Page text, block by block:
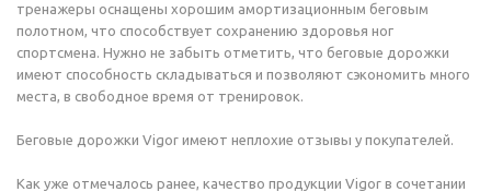
тренажеры оснащены хорошим амортизационным беговым
полотном, что способствует сохранению здоровья ног
спортсмена. Нужно не забыть отметить, что беговые дорожки
имеют способность складываться и позволяют сэкономить много
места, в свободное время от тренировок.
Беговые дорожки Vigor имеют неплохие отзывы у покупателей.
Как уже отмечалось ранее, качество продукции Vigor в сочетании